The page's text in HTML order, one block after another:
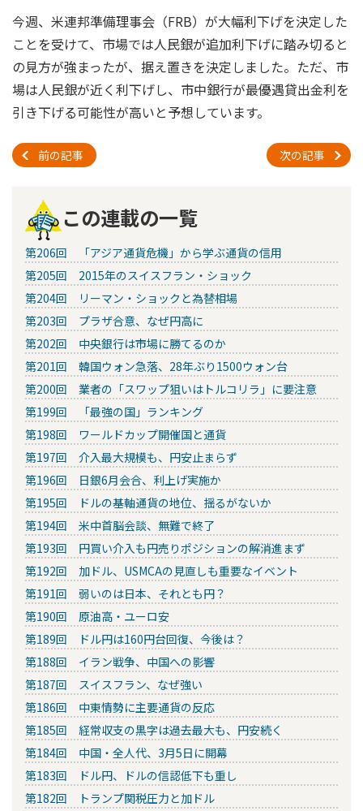
今週、米連邦準備理事会（FRB）が大幅利下げを決定した
ことを受けて、市場では人民銀が追加利下げに踏み切ると
の見方が強まったが、据え置きを決定しました。ただ、市
場は人民銀が近く利下げし、市中銀行が最優遇貸出金利を
引き下げる可能性が高いと予想しています。
前の記事 次の記事
この連載の一覧
第206回 「アジア通貨危機」から学ぶ通貨の信用
第205回 2015年のスイスフラン・ショック
第204回 リーマン・ショックと為替相場
第203回 プラザ合意、なぜ円高に
第202回 中央銀行は市場に勝てるのか
第201回 韓国ウォン急落、28年ぶり1500ウォン台
第200回 業者の「スワップ狙いはトルコリラ」に要注意
第199回 「最強の国」ランキング
第198回 ワールドカップ開催国と通貨
第197回 介入最大規模も、円安止まらず
第196回 日銀6月会合、利上げ実施か
第195回 ドルの基軸通貨の地位、揺るがないか
第194回 米中首脳会談、無難で終了
第193回 円買い介入も円売りポジションの解消進まず
第192回 加ドル、USMCAの見直しも重要なイベント
第191回 弱いのは日本、それとも円？
第190回 原油高・ユーロ安
第189回 ドル円は160円台回復、今後は？
第188回 イラン戦争、中国への影響
第187回 スイスフラン、なぜ強い
第186回 中東情勢に主要通貨の反応
第185回 経常収支の黒字は過去最大も、円安続く
第184回 中国・全人代、3月5日に開幕
第183回 ドル円、ドルの信認低下も重し
第182回 トランプ関税圧力と加ドル